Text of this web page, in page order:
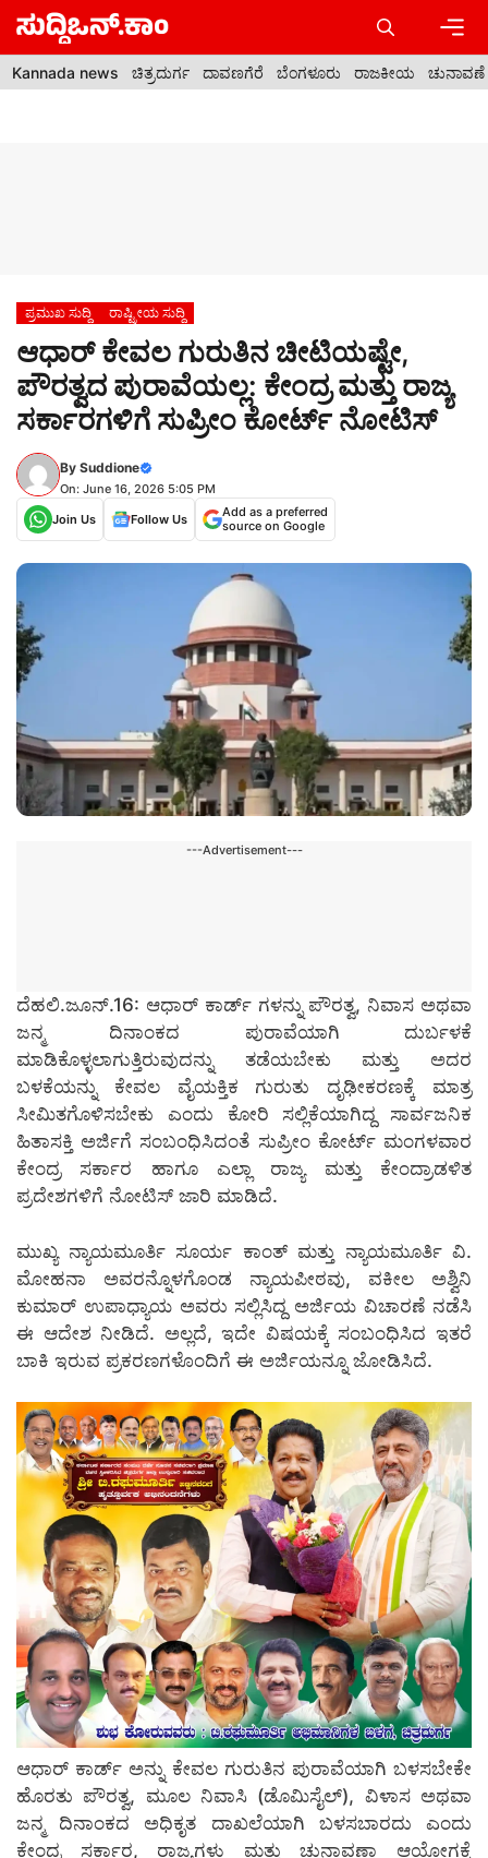
Skip
content
Kannada news ಚಿತ್ರದುರ್ಗ ದಾವಣಗೆರೆ ಬೆಂಗಳೂರು ರಾಜಕೀಯ ಚುನಾವಣೆ
ಪ್ರಮುಖ ಸುದ್ದಿ ರಾಷ್ಟ್ರೀಯ ಸುದ್ದಿ
ಆಧಾರ್ ಕೇವಲ ಗುರುತಿನ ಚೀಟಿಯಷ್ಟೇ,
ಪೌರತ್ವದ ಪುರಾವೆಯಲ್ಲ: ಕೇಂದ್ರ ಮತ್ತು ರಾಜ್ಯ
ಸರ್ಕಾರಗಳಿಗೆ ಸುಪ್ರೀಂ ಕೋರ್ಟ್ ನೋಟಿಸ್
By Suddione
On: June 16, 2026 5:05 PM
Join Us
Follow Us
Add as a preferred
source on Google
---Advertisement---
ದೆಹಲಿ.ಜೂನ್.16: ಆಧಾರ್ ಕಾರ್ಡ್ ಗಳನ್ನು ಪೌರತ್ವ, ನಿವಾಸ ಅಥವಾ
ಜನ್ಮ ದಿನಾಂಕದ ಪುರಾವೆಯಾಗಿ ದುರ್ಬಳಕೆ
ಮಾಡಿಕೊಳ್ಳಲಾಗುತ್ತಿರುವುದನ್ನು ತಡೆಯಬೇಕು ಮತ್ತು ಅದರ
ಬಳಕೆಯನ್ನು ಕೇವಲ ವೈಯಕ್ತಿಕ ಗುರುತು ದೃಢೀಕರಣಕ್ಕೆ ಮಾತ್ರ
ಸೀಮಿತಗೊಳಿಸಬೇಕು ಎಂದು ಕೋರಿ ಸಲ್ಲಿಕೆಯಾಗಿದ್ದ ಸಾರ್ವಜನಿಕ
ಹಿತಾಸಕ್ತಿ ಅರ್ಜಿಗೆ ಸಂಬಂಧಿಸಿದಂತೆ ಸುಪ್ರೀಂ ಕೋರ್ಟ್ ಮಂಗಳವಾರ
ಕೇಂದ್ರ ಸರ್ಕಾರ ಹಾಗೂ ಎಲ್ಲಾ ರಾಜ್ಯ ಮತ್ತು ಕೇಂದ್ರಾಡಳಿತ
ಪ್ರದೇಶಗಳಿಗೆ ನೋಟಿಸ್ ಜಾರಿ ಮಾಡಿದೆ.
ಮುಖ್ಯ ನ್ಯಾಯಮೂರ್ತಿ ಸೂರ್ಯ ಕಾಂತ್ ಮತ್ತು ನ್ಯಾಯಮೂರ್ತಿ ವಿ.
ಮೋಹನಾ ಅವರನ್ನೊಳಗೊಂಡ ನ್ಯಾಯಪೀಠವು, ವಕೀಲ ಅಶ್ವಿನಿ
ಕುಮಾರ್ ಉಪಾಧ್ಯಾಯ ಅವರು ಸಲ್ಲಿಸಿದ್ದ ಅರ್ಜಿಯ ವಿಚಾರಣೆ ನಡೆಸಿ
ಈ ಆದೇಶ ನೀಡಿದೆ. ಅಲ್ಲದೆ, ಇದೇ ವಿಷಯಕ್ಕೆ ಸಂಬಂಧಿಸಿದ ಇತರೆ
ಬಾಕಿ ಇರುವ ಪ್ರಕರಣಗಳೊಂದಿಗೆ ಈ ಅರ್ಜಿಯನ್ನೂ ಜೋಡಿಸಿದೆ.
ಆಧಾರ್ ಕಾರ್ಡ್ ಅನ್ನು ಕೇವಲ ಗುರುತಿನ ಪುರಾವೆಯಾಗಿ ಬಳಸಬೇಕೇ
ಹೊರತು ಪೌರತ್ವ, ಮೂಲ ನಿವಾಸಿ (ಡೊಮಿಸೈಲ್), ವಿಳಾಸ ಅಥವಾ
ಜನ್ಮ ದಿನಾಂಕದ ಅಧಿಕೃತ ದಾಖಲೆಯಾಗಿ ಬಳಸಬಾರದು ಎಂದು
ಕೇಂದ್ರ ಸರ್ಕಾರ, ರಾಜ್ಯಗಳು ಮತ್ತು ಚುನಾವಣಾ ಆಯೋಗಕ್ಕೆ